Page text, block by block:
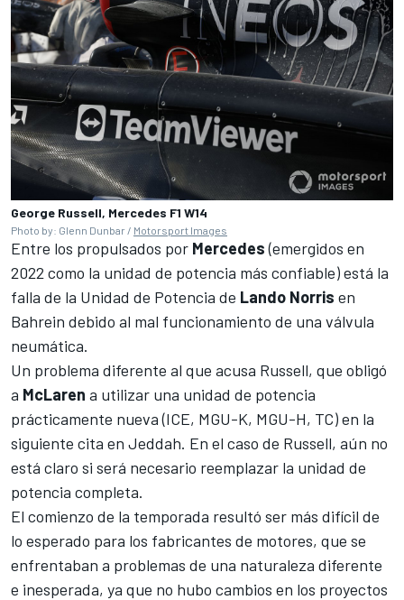
George Russell, Mercedes F1 W14
Photo by: Glenn Dunbar / Motorsport Images
Entre los propulsados ​​por Mercedes(emergidos en
2022 como la unidad de potencia más confiable) está la
falla de la Unidad de Potencia de Lando Norris en
Bahrein debido al mal funcionamiento de una válvula
neumática.
Un problema diferente al que acusa Russell, que obligó
a McLaren a utilizar una unidad de potencia
prácticamente nueva (ICE, MGU-K, MGU-H, TC) en la
siguiente cita en Jeddah. En el caso de Russell, aún no
está claro si será necesario reemplazar la unidad de
potencia completa.
El comienzo de la temporada resultó ser más difícil de
lo esperado para los fabricantes de motores, que se
enfrentaban a problemas de una naturaleza diferente
e inesperada, ya que no hubo cambios en los proyectos